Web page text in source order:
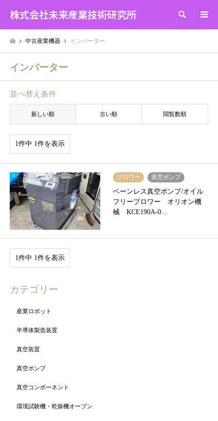
株式会社未来産業技術研究所 検索
中古産業機器 インバーター
インバーター
並べ替え条件
新しい順 古い順 閲覧数順
1件中 1件を表示
ブロワー 真空ポンプ
ベーンレス真空ポンプ/オイル
フリーブロワー オリオン機
械 KCE190A-0…
1件中 1件を表示
カテゴリー
産業ロボット
半導体製造装置
真空装置
真空ポンプ
真空コンポーネント
環境試験機・乾燥機オーブン